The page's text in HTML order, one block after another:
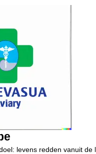
levens redden vanuit de